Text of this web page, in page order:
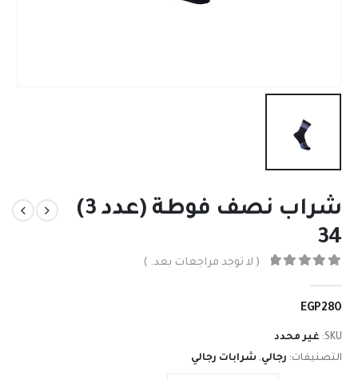
شراب نصف فوطة (عدد 3)
34
( لا توجد مراجعات بعد. )
EGP280
SKU: غير محدد
التصنيفات: رجالي, شرابات رجالي